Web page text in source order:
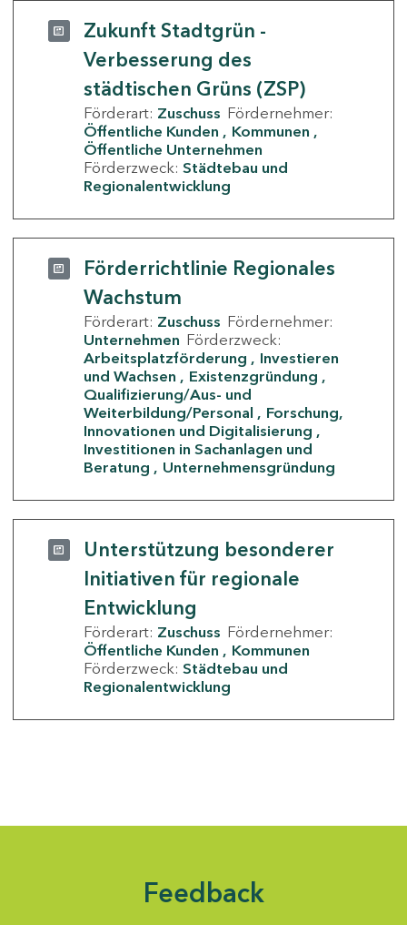
Zukunft Stadtgrün -
Verbesserung des
städtischen Grüns (ZSP)
Förderart: Zuschuss Fördernehmer:
Öffentliche Kunden
Kommunen
Öffentliche Unternehmen
Förderzweck: Städtebau und
Regionalentwicklung
Förderrichtlinie Regionales
Wachstum
Förderart: Zuschuss Fördernehmer:
Unternehmen Förderzweck:
Arbeitsplatzförderung
Investieren
und Wachsen
Existenzgründung
Qualifizierung/Aus- und
Weiterbildung/Personal
Forschung,
Innovationen und Digitalisierung
Investitionen in Sachanlagen und
Beratung
Unternehmensgründung
Unterstützung besonderer
Initiativen für regionale
Entwicklung
Förderart: Zuschuss Fördernehmer:
Öffentliche Kunden
Kommunen
Förderzweck: Städtebau und
Regionalentwicklung
Feedback